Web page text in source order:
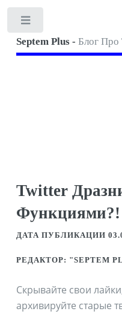
Septem Plus - Блог Про
Twitter
Функциями?!
ДАТА ПУБЛИКАЦИИ
РЕДАКТОР: "SEPTEM
Скрывайте свои
архивируйте старые